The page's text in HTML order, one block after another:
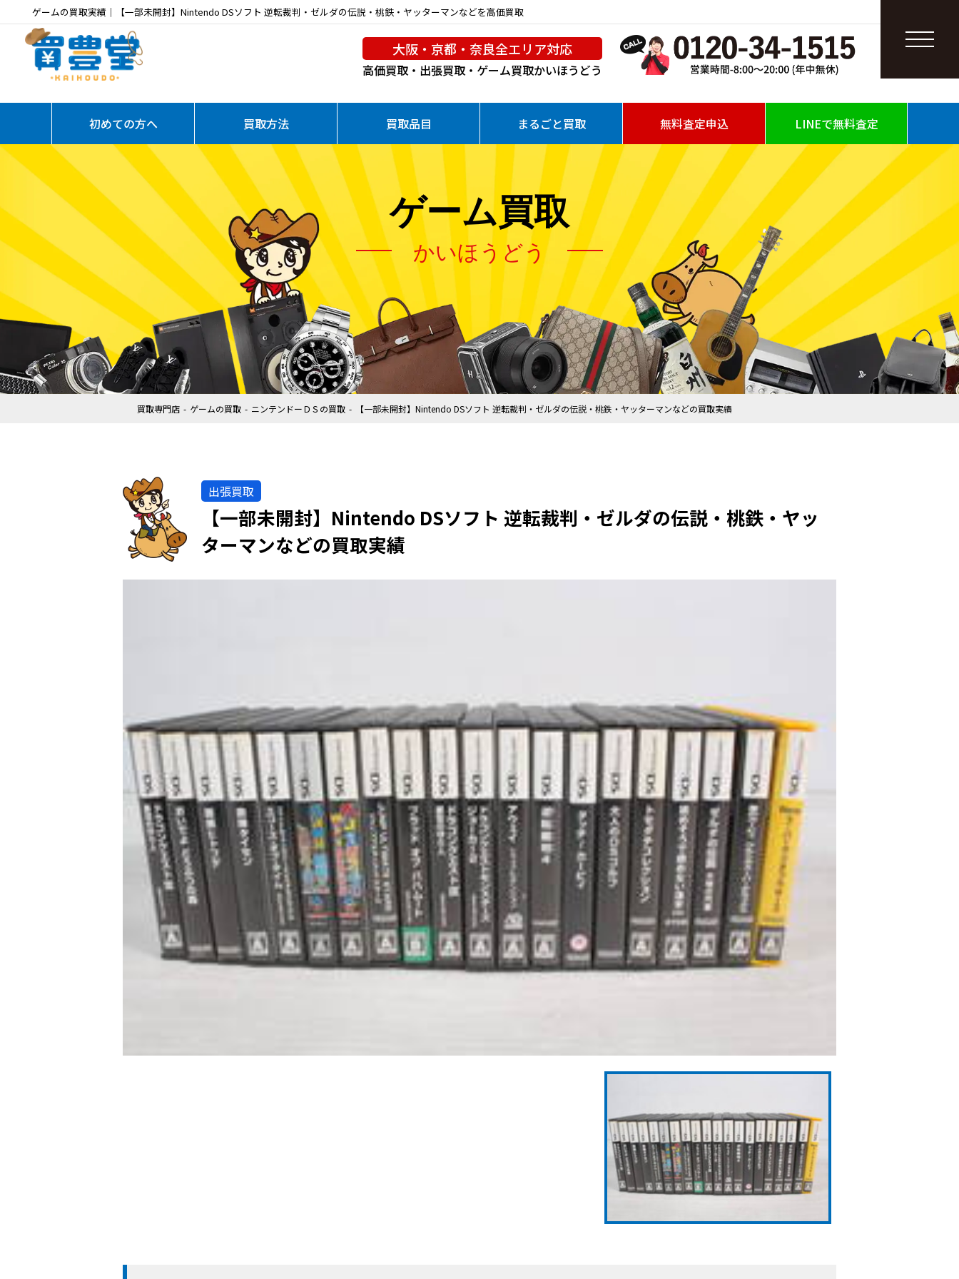
ゲームの買取実績｜【一部未開封】Nintendo DSソフト 逆転裁判・ゼルダの伝説・桃鉄・ヤッターマンなどを高価買取
大阪・京都・奈良全エリア対応
高価買取・出張買取・ゲーム買取かいほうどう
初めての方へ 買取方法 買取品目 まるごと買取 無料査定申込 LINEで無料査定
ゲーム買取
かいほうどう
買取専門店 ゲームの買取 ニンテンドーＤＳの買取 【一部未開封】Nintendo DSソフト 逆転裁判・ゼルダの伝説・桃鉄・ヤッターマンなどの買取実績
出張買取
【一部未開封】Nintendo DSソフト 逆転裁判・ゼルダの伝説・桃鉄・ヤッ
ターマンなどの買取実績